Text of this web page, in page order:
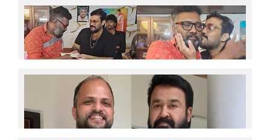
ഒരാള്‍ തളര്‍ന്നു പോയാല്‍ നാല് പേര്‍ ചേര്‍ന്ന് കൈ
കൊടുക്കണം; അതാണ് ഏറ്റവും വലിയ ദൈവ തുണ;
ആരോഗ്യം ശരിയാകുന്നത് വരെ ഞാന്‍